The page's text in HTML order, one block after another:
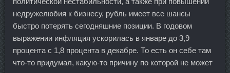
недружелюбия к бизнесу, рубль имеет все шансы
быстро потерять сегодняшние позиции. В годовом
выражении инфляция ускорилась в январе до 3,9
процента с 1,8 процента в декабре. То есть он себе там
что-то придумал, какую-то причину по которой не может